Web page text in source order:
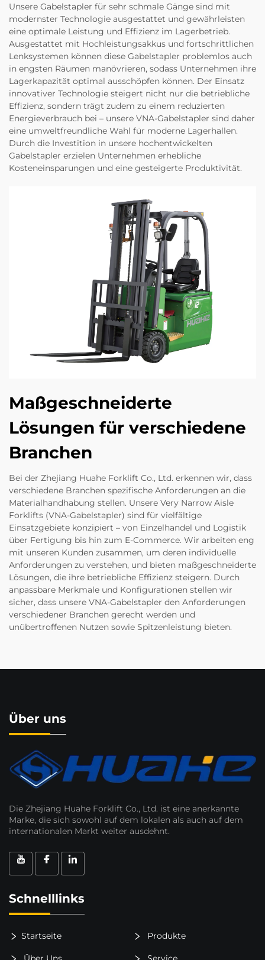
Unsere Gabelstapler für sehr schmale Gänge sind mit
modernster Technologie ausgestattet und gewährleisten
eine optimale Leistung und Effizienz im Lagerbetrieb.
Ausgestattet mit Hochleistungsakkus und fortschrittlichen
Lenksystemen können diese Gabelstapler problemlos auch
in engsten Räumen manövrieren, sodass Unternehmen ihre
Lagerkapazität optimal ausschöpfen können. Der Einsatz
innovativer Technologie steigert nicht nur die betriebliche
Effizienz, sondern trägt zudem zu einem reduzierten
Energieverbrauch bei – unsere VNA-Gabelstapler sind daher
eine umweltfreundliche Wahl für moderne Lagerhallen.
Durch die Investition in unsere hochentwickelten
Gabelstapler erzielen Unternehmen erhebliche
Kosteneinsparungen und eine gesteigerte Produktivität.
Maßgeschneiderte
Lösungen für verschiedene
Branchen
Bei der Zhejiang Huahe Forklift Co., Ltd. erkennen wir, dass
verschiedene Branchen spezifische Anforderungen an die
Materialhandhabung stellen. Unsere Very Narrow Aisle
Forklifts (VNA-Gabelstapler) sind für vielfältige
Einsatzgebiete konzipiert – von Einzelhandel und Logistik
über Fertigung bis hin zum E-Commerce. Wir arbeiten eng
mit unseren Kunden zusammen, um deren individuelle
Anforderungen zu verstehen, und bieten maßgeschneiderte
Lösungen, die ihre betriebliche Effizienz steigern. Durch
anpassbare Merkmale und Konfigurationen stellen wir
sicher, dass unsere VNA-Gabelstapler den Anforderungen
verschiedener Branchen gerecht werden und
unübertroffenen Nutzen sowie Spitzenleistung bieten.
Über uns
Die Zhejiang Huahe Forklift Co., Ltd. ist eine anerkannte
Marke, die sich sowohl auf dem lokalen als auch auf dem
internationalen Markt weiter ausdehnt.
Schnelllinks
Startseite Produkte